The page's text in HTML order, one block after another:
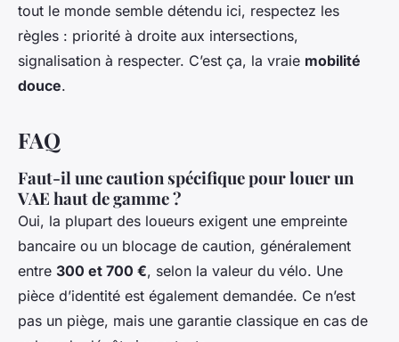
tout le monde semble détendu ici, respectez les
règles : priorité à droite aux intersections,
signalisation à respecter. C’est ça, la vraie mobilité
douce.
FAQ
Faut-il une caution spécifique pour louer un
VAE haut de gamme ?
Oui, la plupart des loueurs exigent une empreinte
bancaire ou un blocage de caution, généralement
entre 300 et 700 €, selon la valeur du vélo. Une
pièce d’identité est également demandée. Ce n’est
pas un piège, mais une garantie classique en cas de